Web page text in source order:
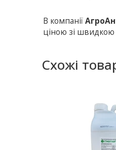
В компанії
ціною зі швидкою
Схожі